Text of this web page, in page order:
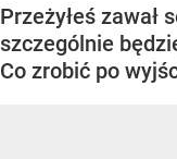
Przeżyłeś zawał
szczególnie
Co zrobić po